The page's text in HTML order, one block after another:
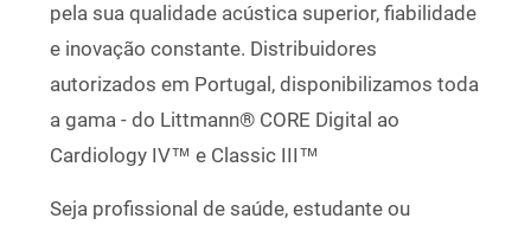
pela sua qualidade acústica superior, fiabilidade
e inovação constante. Distribuidores
autorizados em Portugal, disponibilizamos toda
a gama - do Littmann® CORE Digital ao
Cardiology IV™ e Classic III™
Seja profissional de saúde, estudante ou